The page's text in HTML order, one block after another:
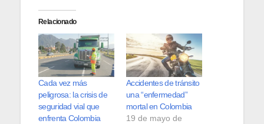
Relacionado
Cada vez más
peligrosa: la crisis de
seguridad vial que
enfrenta Colombia
Accidentes de tránsito
una “enfermedad”
mortal en Colombia
19 de mayo de